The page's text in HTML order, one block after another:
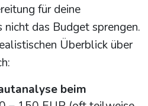
für deine
nicht das Budget sprengen.
Überblick über
beim